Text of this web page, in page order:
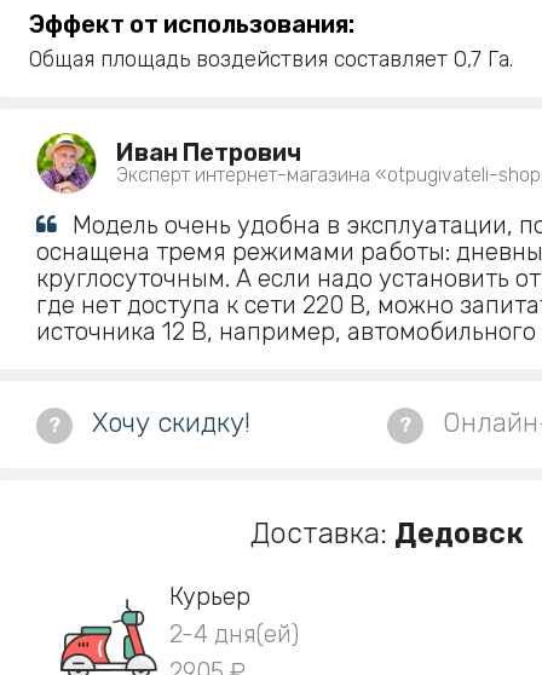
Эффект от использования:
Общая площадь воздействия составляет 0,7 Га.
Иван Петрович
Эксперт интернет-магазина «otpugivateli-
Модель очень удобна в эксплуатации,
оснащена тремя режимами работы:
круглосуточным. А если надо установить
где нет доступа к сети 220 В, можно
источника 12 В, например, автомобильного
? Хочу скидку! ?
Доставка: Дедовск
Курьер
2-4 дня(ей)